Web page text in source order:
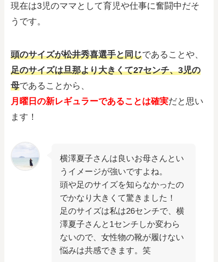
現在は3児のママとして育児や仕事に奮闘中だそ
うです。
頭のサイズが松井秀喜選手と同じであることや、
足のサイズは旦那より大きくて27センチ、3児の
母であることから、
月曜日の新レギュラーであることは確実だと思い
ます！
横澤夏子さんは良いお母さんとい
うイメージが強いですよね。
頭や足のサイズを知らなかったの
でかなり大きくて驚きました！
足のサイズは私は26センチで、横
澤夏子さんと1センチしか変わら
ないので、女性物の靴が履けない
悩みは共感できます。笑